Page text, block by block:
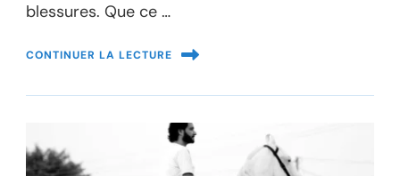
blessures. Que ce …
CONTINUER LA LECTURE